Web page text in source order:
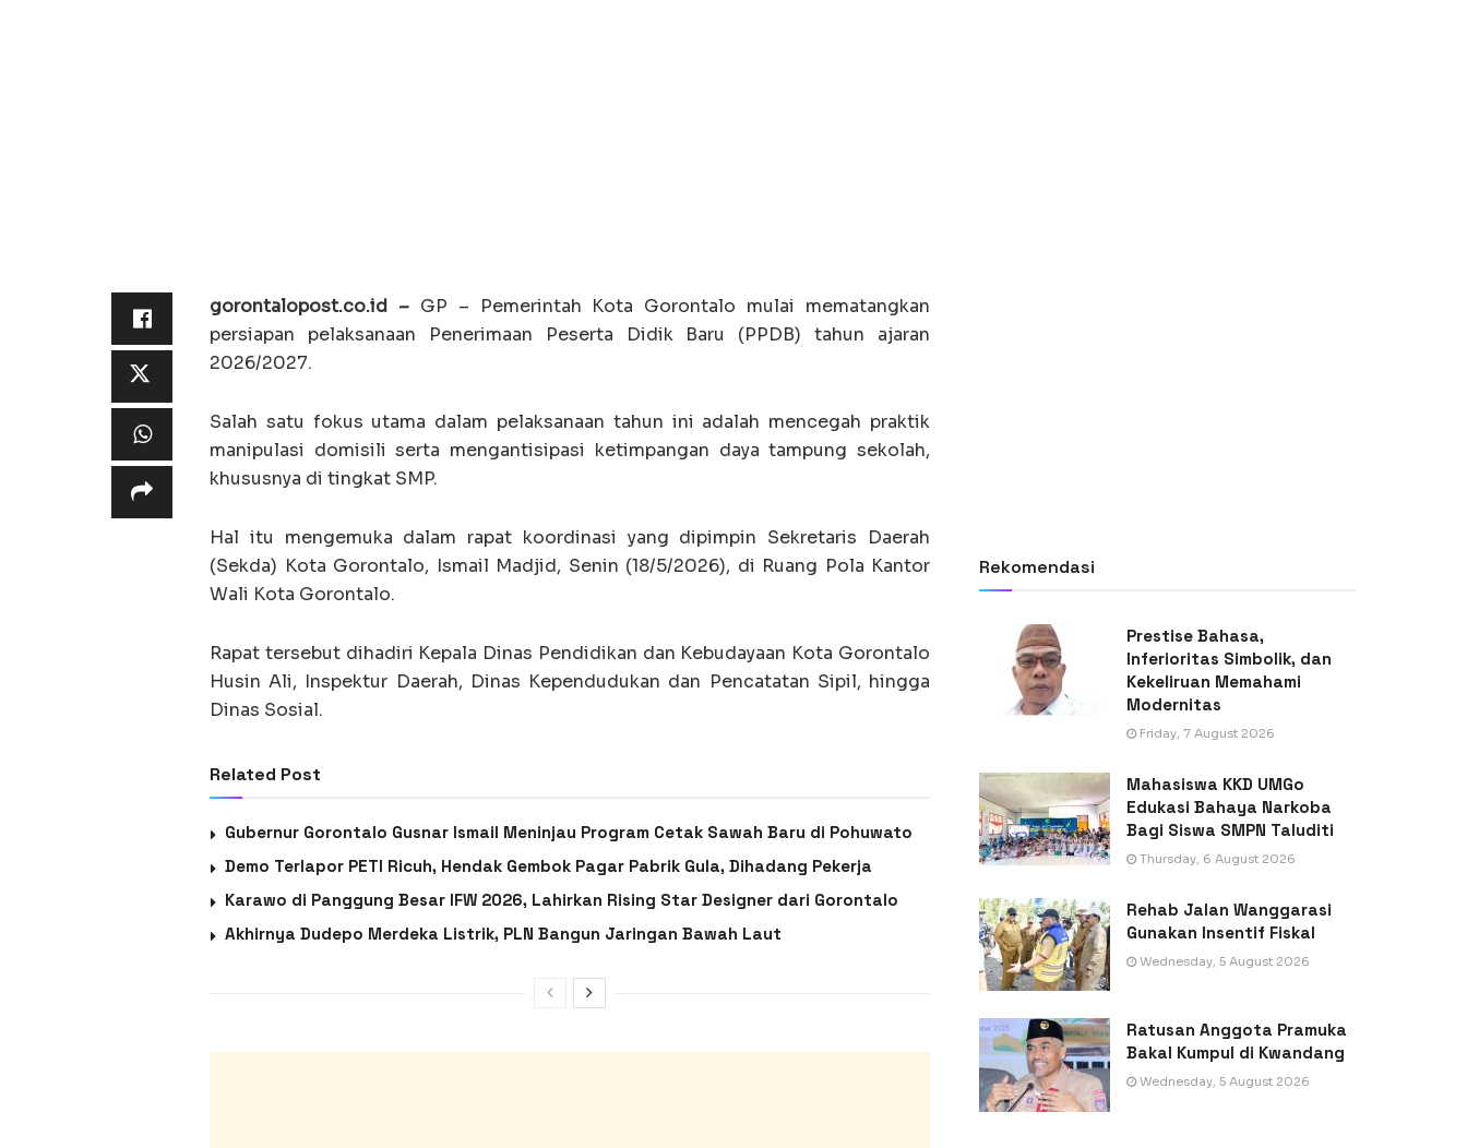
gorontalopost.co.id –GP – Pemerintah Kota Gorontalo mulai mematangkan
persiapan pelaksanaan Penerimaan Peserta Didik Baru (PPDB) tahun ajaran
2026/2027.
Salah satu fokus utama dalam pelaksanaan tahun ini adalah mencegah praktik
manipulasi domisili serta mengantisipasi ketimpangan daya tampung sekolah,
khususnya di tingkat SMP.
Hal itu mengemuka dalam rapat koordinasi yang dipimpin Sekretaris Daerah
(Sekda) Kota Gorontalo, Ismail Madjid, Senin (18/5/2026), di Ruang Pola Kantor
Wali Kota Gorontalo.
Rapat tersebut dihadiri Kepala Dinas Pendidikan dan Kebudayaan Kota Gorontalo
Husin Ali, Inspektur Daerah, Dinas Kependudukan dan Pencatatan Sipil, hingga
Dinas Sosial.
Related Post
Gubernur Gorontalo Gusnar Ismail Meninjau Program Cetak Sawah Baru di Pohuwato
Demo Terlapor PETI Ricuh, Hendak Gembok Pagar Pabrik Gula, Dihadang Pekerja
Karawo di Panggung Besar IFW 2026, Lahirkan Rising Star Designer dari Gorontalo
Akhirnya Dudepo Merdeka Listrik, PLN Bangun Jaringan Bawah Laut
Rekomendasi
Prestise Bahasa,
Inferioritas Simbolik, dan
Kekeliruan Memahami
Modernitas
Friday, 7 August 2026
Mahasiswa KKD UMGo
Edukasi Bahaya Narkoba
Bagi Siswa SMPN Taluditi
Thursday, 6 August 2026
Rehab Jalan Wanggarasi
Gunakan Insentif Fiskal
Wednesday, 5 August 2026
Ratusan Anggota Pramuka
Bakal Kumpul di Kwandang
Wednesday, 5 August 2026